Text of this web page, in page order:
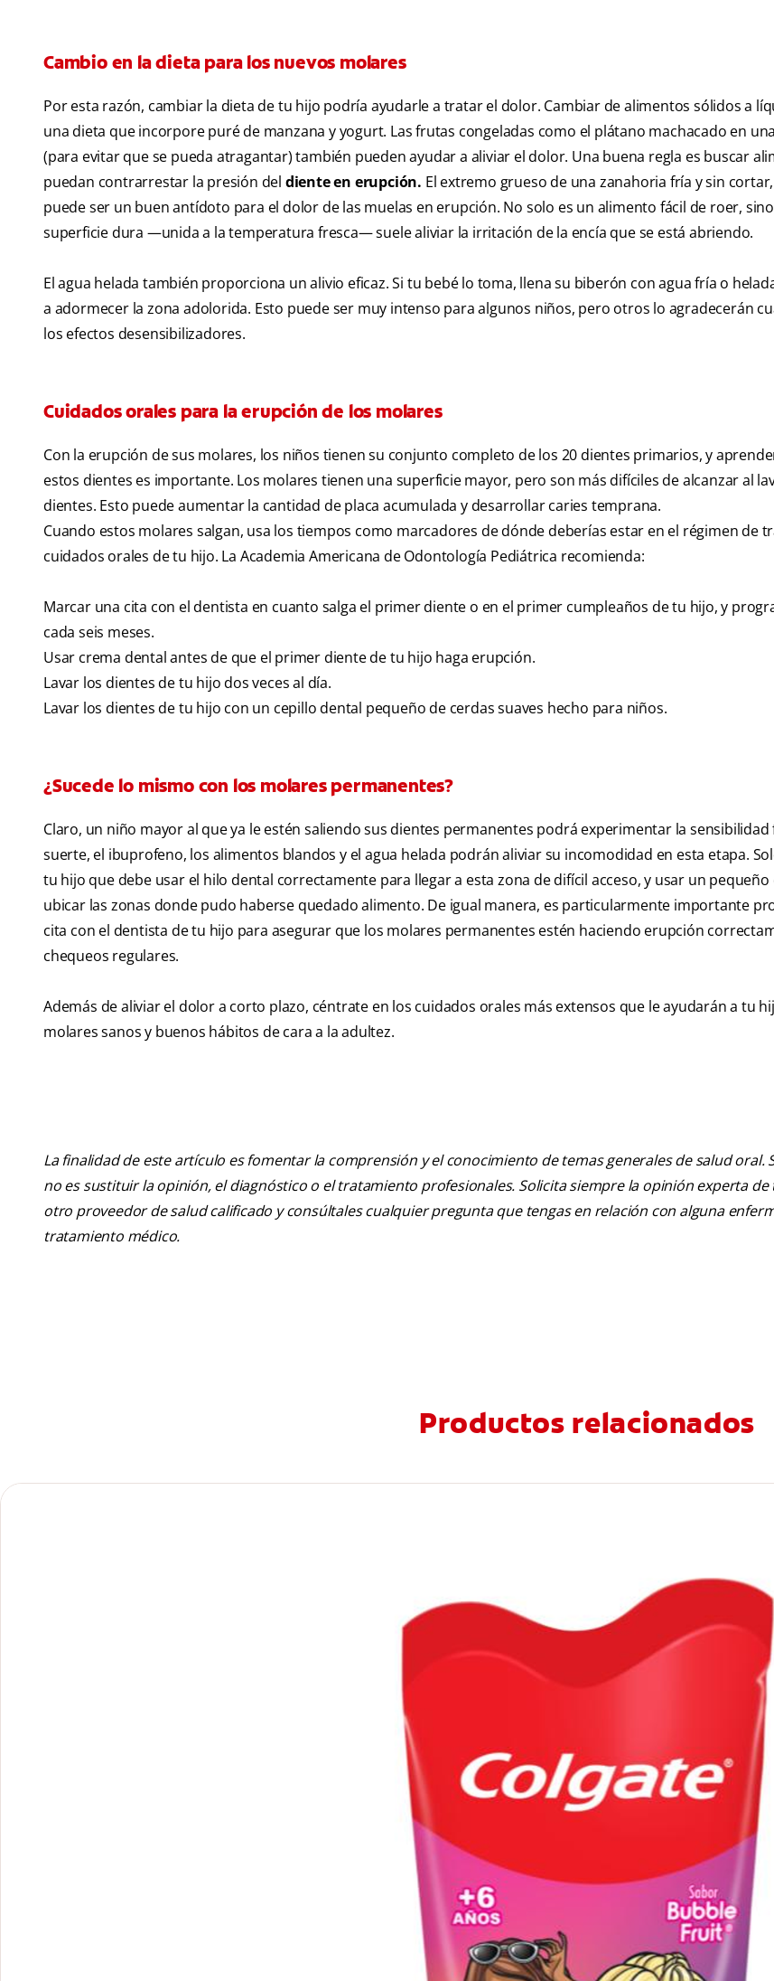
Cambio en la dieta para los nuevos molares
Por esta razón, cambiar la dieta de tu hijo podría ayudarle a tratar el dolor. Cambiar de alimentos sólidos a
una dieta que incorpore puré de manzana y yogurt. Las frutas congeladas como el plátano machacado en
(para evitar que se pueda atragantar) también pueden ayudar a aliviar el dolor. Una buena regla es buscar
puedan contrarrestar la presión del diente en erupción. El extremo grueso de una zanahoria fría y sin
puede ser un buen antídoto para el dolor de las muelas en erupción. No solo es un alimento fácil de roer,
superficie dura —unida a la temperatura fresca— suele aliviar la irritación de la encía que se está abriendo.
El agua helada también proporciona un alivio eficaz. Si tu bebé lo toma, llena su biberón con agua fría o
a adormecer la zona adolorida. Esto puede ser muy intenso para algunos niños, pero otros lo agradecerán
los efectos desensibilizadores.
Cuidados orales para la erupción de los molares
Con la erupción de sus molares, los niños tienen su conjunto completo de los 20 dientes primarios, y
estos dientes es importante. Los molares tienen una superficie mayor, pero son más difíciles de alcanzar al
dientes. Esto puede aumentar la cantidad de placa acumulada y desarrollar caries temprana.
Cuando estos molares salgan, usa los tiempos como marcadores de dónde deberías estar en el régimen de
cuidados orales de tu hijo. La Academia Americana de Odontología Pediátrica recomienda:
Marcar una cita con el dentista en cuanto salga el primer diente o en el primer cumpleaños de tu hijo, y
cada seis meses.
Usar crema dental antes de que el primer diente de tu hijo haga erupción.
Lavar los dientes de tu hijo dos veces al día.
Lavar los dientes de tu hijo con un cepillo dental pequeño de cerdas suaves hecho para niños.
¿Sucede lo mismo con los molares permanentes?
Claro, un niño mayor al que ya le estén saliendo sus dientes permanentes podrá experimentar la
suerte, el ibuprofeno, los alimentos blandos y el agua helada podrán aliviar su incomodidad en esta etapa.
tu hijo que debe usar el hilo dental correctamente para llegar a esta zona de difícil acceso, y usar un pequeño
ubicar las zonas donde pudo haberse quedado alimento. De igual manera, es particularmente importante
cita con el dentista de tu hijo para asegurar que los molares permanentes estén haciendo erupción
chequeos regulares.
Además de aliviar el dolor a corto plazo, céntrate en los cuidados orales más extensos que le ayudarán a tu
molares sanos y buenos hábitos de cara a la adultez.
La finalidad de este artículo es fomentar la comprensión y el conocimiento de temas generales de salud oral.
no es sustituir la opinión, el diagnóstico o el tratamiento profesionales. Solicita siempre la opinión experta
otro proveedor de salud calificado y consúltales cualquier pregunta que tengas en relación con alguna
tratamiento médico.
Productos relacionados